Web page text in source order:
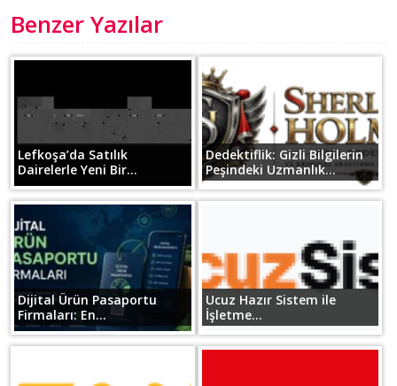
Benzer Yazılar
Lefkoşa’da Satılık
Dairelerle Yeni Bir...
Dedektiflik: Gizli Bilgilerin
Peşindeki Uzmanlık...
Dijital Ürün Pasaportu
Firmaları: En...
Ucuz Hazır Sistem ile
İşletme...